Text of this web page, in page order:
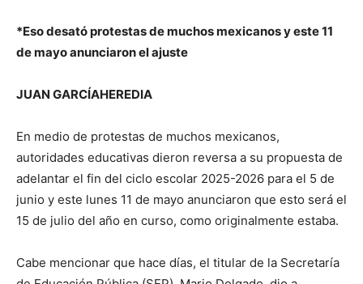
*Eso desató protestas de muchos mexicanos y este 11
de mayo anunciaron el ajuste
JUAN GARCÍAHEREDIA
En medio de protestas de muchos mexicanos,
autoridades educativas dieron reversa a su propuesta de
adelantar el fin del ciclo escolar 2025-2026 para el 5 de
junio y este lunes 11 de mayo anunciaron que esto será el
15 de julio del año en curso, como originalmente estaba.
Cabe mencionar que hace días, el titular de la Secretaría